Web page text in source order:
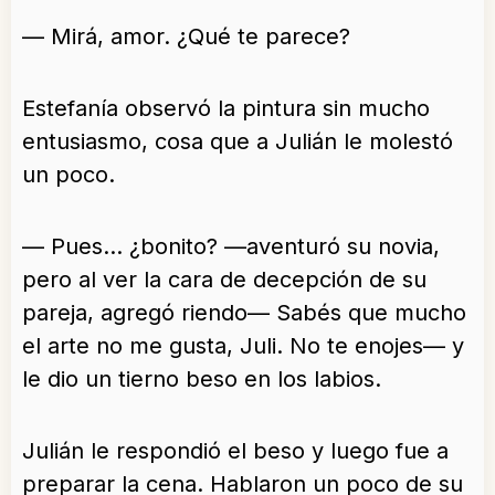
— Mirá, amor. ¿Qué te parece?
Estefanía observó la pintura sin mucho
entusiasmo, cosa que a Julián le molestó
un poco.
— Pues… ¿bonito? —aventuró su novia,
pero al ver la cara de decepción de su
pareja, agregó riendo— Sabés que mucho
el arte no me gusta, Juli. No te enojes— y
le dio un tierno beso en los labios.
Julián le respondió el beso y luego fue a
preparar la cena. Hablaron un poco de su